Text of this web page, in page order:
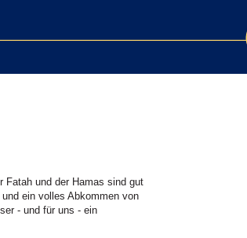
Fatah und der Hamas sind gut
ein volles Abkommen von
- und für uns - ein